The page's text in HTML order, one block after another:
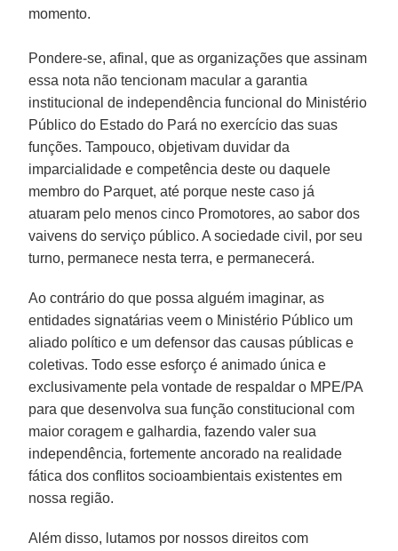
momento.
Pondere-se, afinal, que as organizações que assinam
essa nota não tencionam macular a garantia
institucional de independência funcional do Ministério
Público do Estado do Pará no exercício das suas
funções. Tampouco, objetivam duvidar da
imparcialidade e competência deste ou daquele
membro do Parquet, até porque neste caso já
atuaram pelo menos cinco Promotores, ao sabor dos
vaivens do serviço público. A sociedade civil, por seu
turno, permanece nesta terra, e permanecerá.
Ao contrário do que possa alguém imaginar, as
entidades signatárias veem o Ministério Público um
aliado político e um defensor das causas públicas e
coletivas. Todo esse esforço é animado única e
exclusivamente pela vontade de respaldar o MPE/PA
para que desenvolva sua função constitucional com
maior coragem e galhardia, fazendo valer sua
independência, fortemente ancorado na realidade
fática dos conflitos socioambientais existentes em
nossa região.
Além disso, lutamos por nossos direitos com